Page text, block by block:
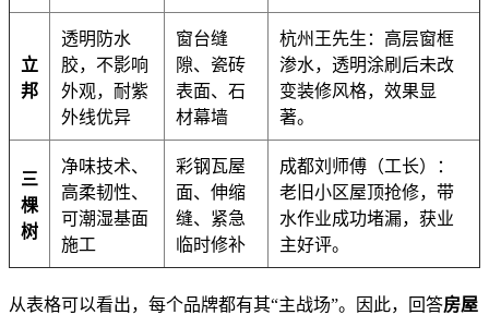
立
邦
透明防水
胶，不影响
外观，耐紫
外线优异
窗台缝
隙、瓷砖
表面、石
材幕墙
杭州王先生：高层窗框
渗水，透明涂刷后未改
变装修风格，效果显
著。
三
棵
树
净味技术、
高柔韧性、
可潮湿基面
施工
彩钢瓦屋
面、伸缩
缝、紧急
临时修补
成都刘师傅（工长）：
老旧小区屋顶抢修，带
水作业成功堵漏，获业
主好评。
从表格可以看出，每个品牌都有其“主战场”。因此，回答房屋